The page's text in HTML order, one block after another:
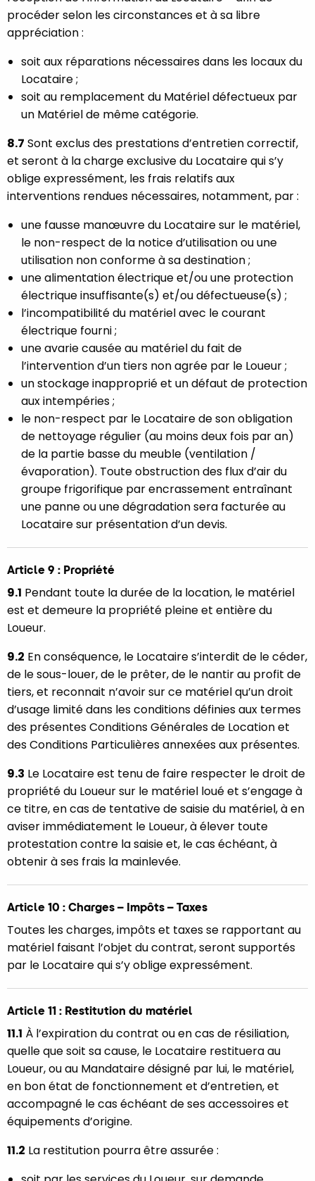
procéder selon les circonstances et à sa libre
appréciation :
soit aux réparations nécessaires dans les locaux du
Locataire ;
soit au remplacement du Matériel défectueux par
un Matériel de même catégorie.
8.7 Sont exclus des prestations d’entretien correctif,
et seront à la charge exclusive du Locataire qui s’y
oblige expressément, les frais relatifs aux
interventions rendues nécessaires, notamment, par :
une fausse manœuvre du Locataire sur le matériel,
le non-respect de la notice d’utilisation ou une
utilisation non conforme à sa destination ;
une alimentation électrique et/ou une protection
électrique insuffisante(s) et/ou défectueuse(s) ;
l’incompatibilité du matériel avec le courant
électrique fourni ;
une avarie causée au matériel du fait de
l’intervention d’un tiers non agrée par le Loueur ;
un stockage inapproprié et un défaut de protection
aux intempéries ;
le non-respect par le Locataire de son obligation
de nettoyage régulier (au moins deux fois par an)
de la partie basse du meuble (ventilation /
évaporation). Toute obstruction des flux d’air du
groupe frigorifique par encrassement entraînant
une panne ou une dégradation sera facturée au
Locataire sur présentation d’un devis.
Article 9 : Propriété
9.1 Pendant toute la durée de la location, le matériel
est et demeure la propriété pleine et entière du
Loueur.
9.2 En conséquence, le Locataire s’interdit de le céder,
de le sous-louer, de le prêter, de le nantir au profit de
tiers, et reconnait n’avoir sur ce matériel qu’un droit
d’usage limité dans les conditions définies aux termes
des présentes Conditions Générales de Location et
des Conditions Particulières annexées aux présentes.
9.3 Le Locataire est tenu de faire respecter le droit de
propriété du Loueur sur le matériel loué et s’engage à
ce titre, en cas de tentative de saisie du matériel, à en
aviser immédiatement le Loueur, à élever toute
protestation contre la saisie et, le cas échéant, à
obtenir à ses frais la mainlevée.
Article 10 : Charges – Impôts – Taxes
Toutes les charges, impôts et taxes se rapportant au
matériel faisant l’objet du contrat, seront supportés
par le Locataire qui s’y oblige expressément.
Article 11 : Restitution du matériel
11.1 À l’expiration du contrat ou en cas de résiliation,
quelle que soit sa cause, le Locataire restituera au
Loueur, ou au Mandataire désigné par lui, le matériel,
en bon état de fonctionnement et d’entretien, et
accompagné le cas échéant de ses accessoires et
équipements d’origine.
11.2 La restitution pourra être assurée :